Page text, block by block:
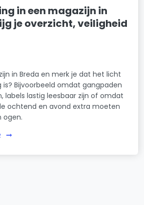
in een magazijn in
je overzicht, veiligheid
in Breda en merk je dat het licht
Bijvoorbeeld omdat gangpaden
labels lastig leesbaar zijn of omdat
ochtend en avond extra moeten
ogen.